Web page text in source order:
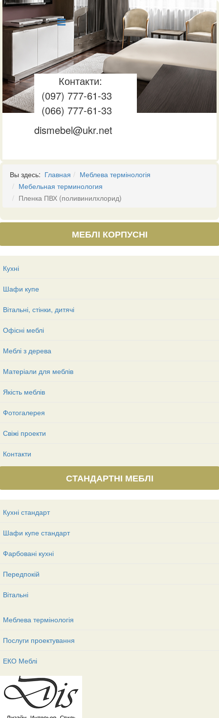
Контакти:
(097) 777-61-33
(066) 777-61-33
dismebel@ukr.net
Вы здесь: Главная
Меблева термінологія
Мебельная терминология
Пленка ПВХ (поливинилхлорид)
МЕБЛІ КОРПУСНІ
Кухні
Шафи купе
Вітальні, стінки, дитячі
Офісні меблі
Меблі з дерева
Матеріали для меблів
Якість меблів
Фотогалерея
Свіжі проекти
Контакти
СТАНДАРТНІ МЕБЛІ
Кухні стандарт
Шафи купе стандарт
Фарбовані кухні
Передпокій
Вітальні
Меблева термінологія
Послуги проектування
ЕКО Меблі